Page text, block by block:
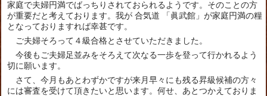
家庭で夫婦円満でばっちりされておられるようです。そのことの方
が重要だと考えております。我が 合気道 「眞武館」が家庭円満の糧
となっておりますれば幸甚です。
ご夫婦そろって４級合格とさせていただきました。
今後もご夫婦足並みをそろえて次なる一歩を登って行かれるよう
切に願います。
さて、今月もあとわずかですが来月早々にも残る昇級候補の方々
には審査を受けて頂きたいと思います。何せ、あとつかえておりま